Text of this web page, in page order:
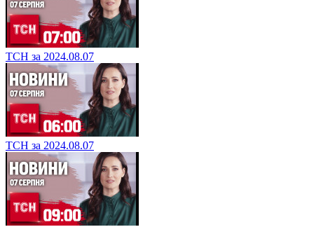
ТСН за 2024.08.07
ТСН за 2024.08.07